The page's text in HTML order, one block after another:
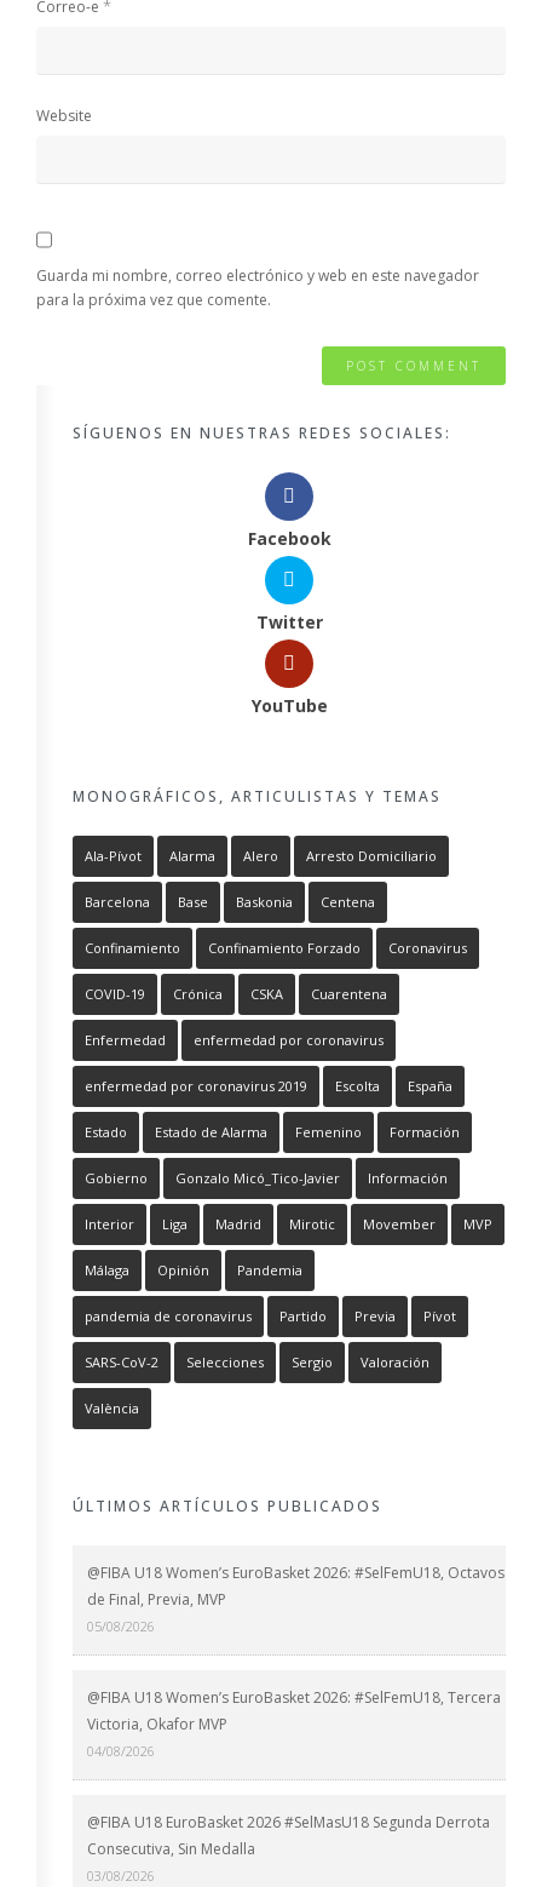
Correo-e *
Website
Guarda mi nombre, correo electrónico y web en este navegador
para la próxima vez que comente.
SÍGUENOS EN NUESTRAS REDES SOCIALES:
Facebook
Twitter
YouTube
MONOGRÁFICOS, ARTICULISTAS Y TEMAS
Ala-Pívot Alarma Alero Arresto Domiciliario
Barcelona Base Baskonia Centena
Confinamiento Confinamiento Forzado Coronavirus
COVID-19 Crónica CSKA Cuarentena
Enfermedad enfermedad por coronavirus
enfermedad por coronavirus 2019 Escolta España
Estado Estado de Alarma Femenino Formación
Gobierno Gonzalo Micó_Tico-Javier Información
Interior Liga Madrid Mirotic Movember MVP
Málaga Opinión Pandemia
pandemia de coronavirus Partido Previa Pívot
SARS-CoV-2 Selecciones Sergio Valoración
València
ÚLTIMOS ARTÍCULOS PUBLICADOS
@FIBA U18 Women’s EuroBasket 2026: #SelFemU18, Octavos
de Final, Previa, MVP
05/08/2026
@FIBA U18 Women’s EuroBasket 2026: #SelFemU18, Tercera
Victoria, Okafor MVP
04/08/2026
@FIBA U18 EuroBasket 2026 #SelMasU18 Segunda Derrota
Consecutiva, Sin Medalla
03/08/2026